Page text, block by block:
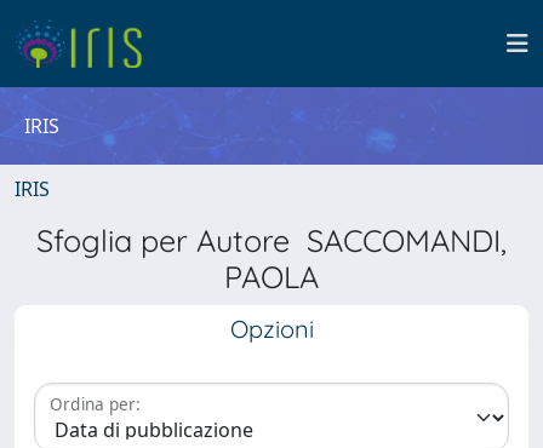
IRIS
IRIS
Sfoglia per Autore SACCOMANDI,
PAOLA
Opzioni
Ordina per: